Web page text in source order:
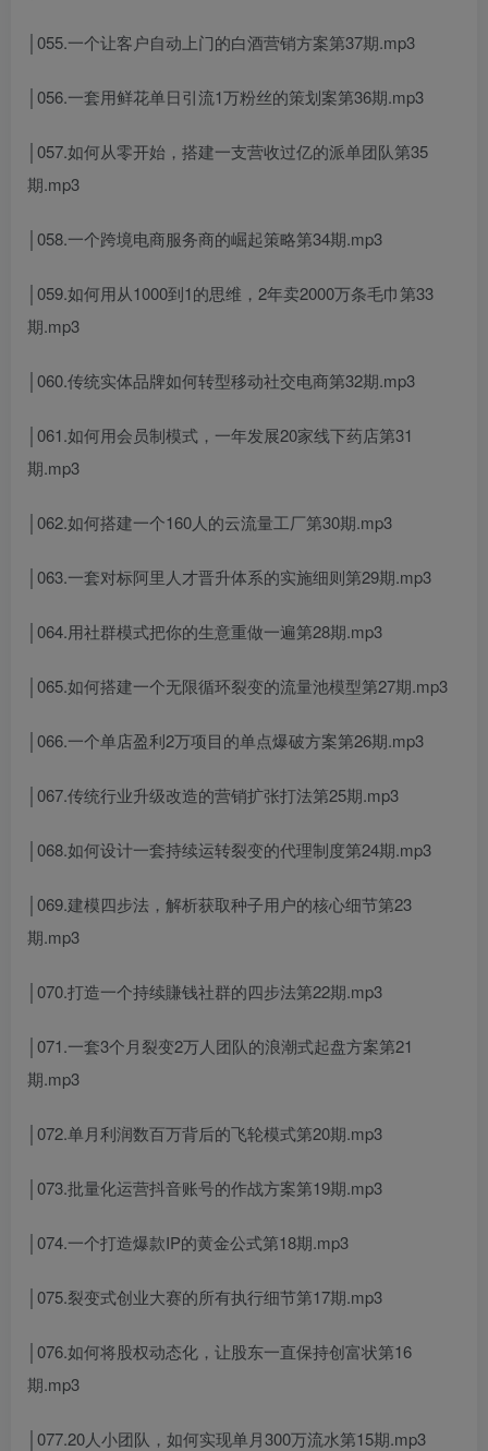
│055.一个让客户自动上门的白酒营销方案第37期.mp3
│056.一套用鲜花单日引流1万粉丝的策划案第36期.mp3
│057.如何从零开始，搭建一支营收过亿的派单团队第35
期.mp3
│058.一个跨境电商服务商的崛起策略第34期.mp3
│059.如何用从1000到1的思维，2年卖2000万条毛巾第33
期.mp3
│060.传统实体品牌如何转型移动社交电商第32期.mp3
│061.如何用会员制模式，一年发展20家线下药店第31
期.mp3
│062.如何搭建一个160人的云流量工厂第30期.mp3
│063.一套对标阿里人才晋升体系的实施细则第29期.mp3
│064.用社群模式把你的生意重做一遍第28期.mp3
│065.如何搭建一个无限循环裂变的流量池模型第27期.mp3
│066.一个单店盈利2万项目的单点爆破方案第26期.mp3
│067.传统行业升级改造的营销扩张打法第25期.mp3
│068.如何设计一套持续运转裂变的代理制度第24期.mp3
│069.建模四步法，解析获取种子用户的核心细节第23
期.mp3
│070.打造一个持续賺钱社群的四步法第22期.mp3
│071.一套3个月裂变2万人团队的浪潮式起盘方案第21
期.mp3
│072.单月利润数百万背后的飞轮模式第20期.mp3
│073.批量化运营抖音账号的作战方案第19期.mp3
│074.一个打造爆款IP的黄金公式第18期.mp3
│075.裂变式创业大赛的所有执行细节第17期.mp3
│076.如何将股权动态化，让股东一直保持创富状第16
期.mp3
│077.20人小团队，如何实现单月300万流水第15期.mp3